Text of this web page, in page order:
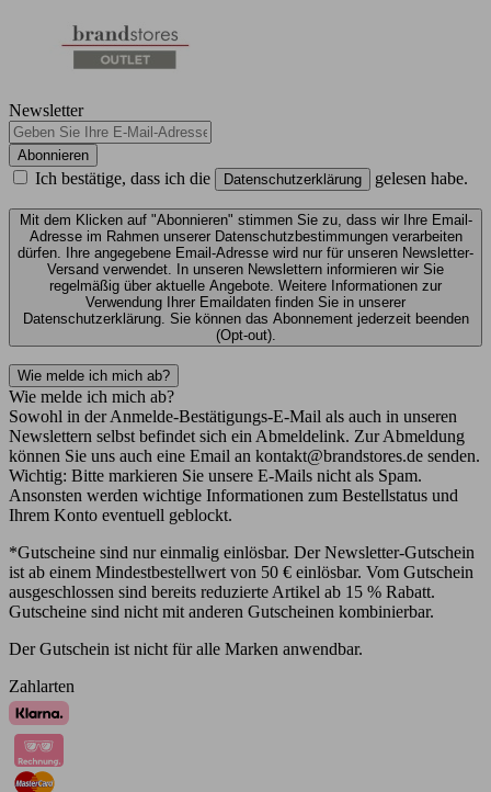
Newsletter
Abonnieren
Ich bestätige, dass ich die Datenschutzerklärung gelesen habe.
Mit dem Klicken auf "Abonnieren" stimmen Sie zu, dass wir Ihre Email-
Adresse im Rahmen unserer Datenschutzbestimmungen verarbeiten
dürfen. Ihre angegebene Email-Adresse wird nur für unseren Newsletter-
Versand verwendet. In unseren Newslettern informieren wir Sie
regelmäßig über aktuelle Angebote. Weitere Informationen zur
Verwendung Ihrer Emaildaten finden Sie in unserer
Datenschutzerklärung. Sie können das Abonnement jederzeit beenden
(Opt-out).
Wie melde ich mich ab?
Wie melde ich mich ab?
Sowohl in der Anmelde-Bestätigungs-E-Mail als auch in unseren
Newslettern selbst befindet sich ein Abmeldelink. Zur Abmeldung
können Sie uns auch eine Email an kontakt@brandstores.de senden.
Wichtig: Bitte markieren Sie unsere E-Mails nicht als Spam.
Ansonsten werden wichtige Informationen zum Bestellstatus und
Ihrem Konto eventuell geblockt.
*Gutscheine sind nur einmalig einlösbar. Der Newsletter-Gutschein
ist ab einem Mindestbestellwert von 50 € einlösbar. Vom Gutschein
ausgeschlossen sind bereits reduzierte Artikel ab 15 % Rabatt.
Gutscheine sind nicht mit anderen Gutscheinen kombinierbar.
Der Gutschein ist nicht für alle Marken anwendbar.
Zahlarten